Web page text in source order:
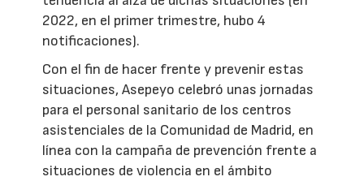
2022, en el primer trimestre, hubo 4
notificaciones).
Con el fin de hacer frente y prevenir estas
situaciones, Asepeyo celebró unas jornadas
para el personal sanitario de los centros
asistenciales de la Comunidad de Madrid, en
línea con la campaña de prevención frente a
situaciones de violencia en el ámbito